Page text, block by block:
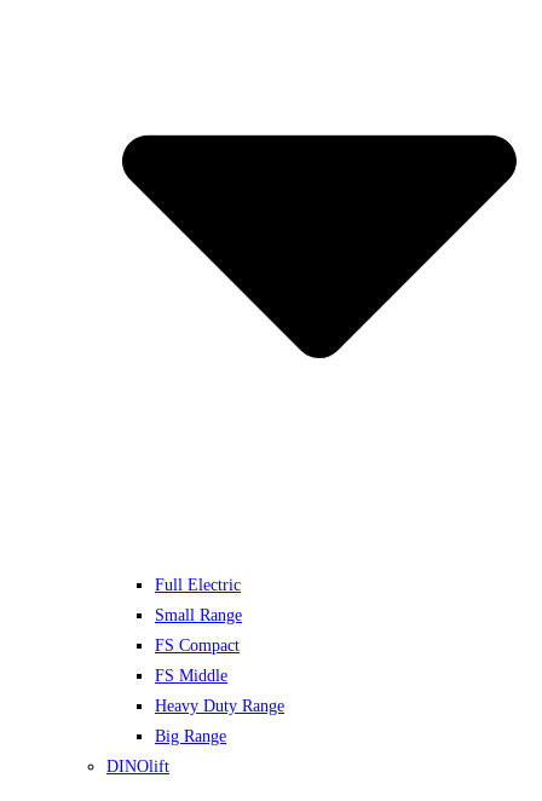
Full Electric
Small Range
FS Compact
FS Middle
Heavy Duty Range
Big Range
DINOlift